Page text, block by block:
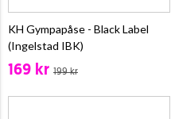
KH Gympapåse - Black Label
(Ingelstad IBK)
169 kr 199 kr